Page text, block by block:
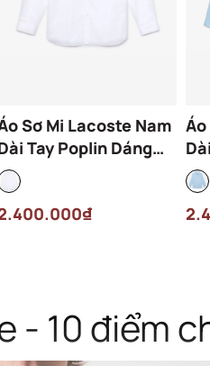
Sơ Mi Lacoste Nam
Tay Poplin Dáng
Fit CH2668-00-
Màu Trắng
- 10 điểm